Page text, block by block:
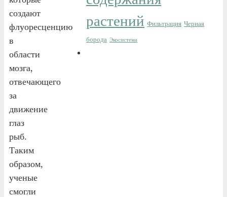
создают
флуоресценцию
в
области
мозга,
отвечающего
за
движение
глаз
рыб.
Таким
образом,
ученые
смогли
растений Фильтрация Черная
борода Экосистема